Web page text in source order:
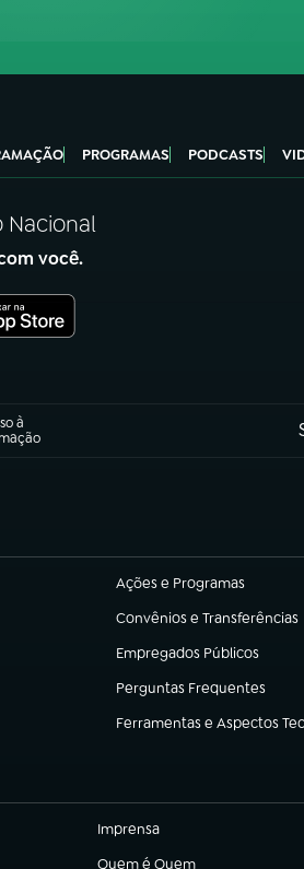
PROGRAMAS PODCASTS
Nacional
você.
à
Ações e Programas
(abre em nova aba)
Convênios e Transferências
(abre em nova aba)
Empregados Públicos
(abre em nova aba)
Perguntas Frequentes
(abre em nova aba)
Ferramentas e Aspectos
(abre em nova aba)
Imprensa
(abre em nova aba)
Quem é Quem